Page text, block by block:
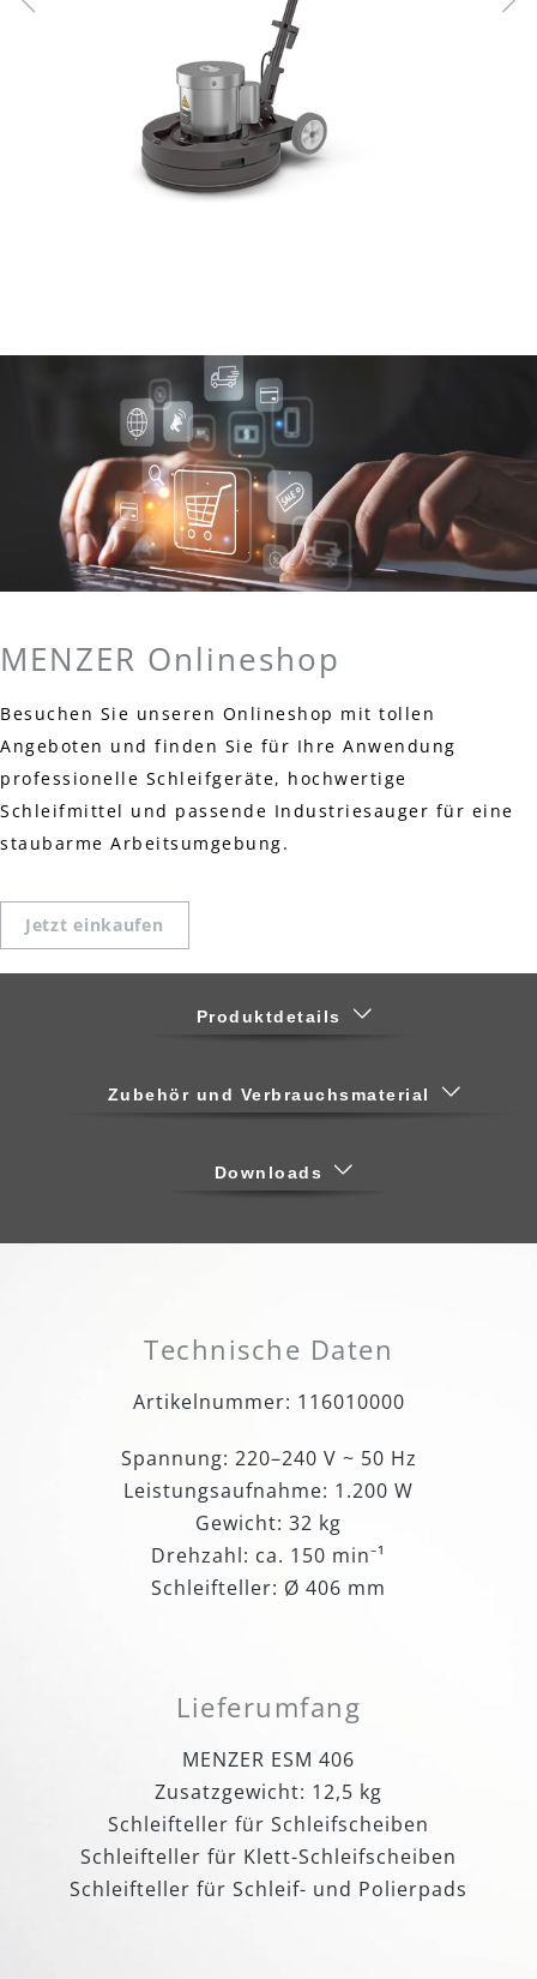
MENZER Onlineshop
Besuchen Sie unseren Onlineshop mit tollen
Angeboten und finden Sie für Ihre Anwendung
professionelle Schleifgeräte, hochwertige
Schleifmittel und passende Industriesauger für eine
staubarme Arbeitsumgebung.
Jetzt einkaufen
Produktdetails
Zubehör und Verbrauchsmaterial
Downloads
Technische Daten
Artikelnummer: 116010000
Spannung: 220–240 V ~ 50 Hz
Leistungsaufnahme: 1.200 W
Gewicht: 32 kg
Drehzahl: ca. 150 min⁻¹
Schleifteller: Ø 406 mm
Lieferumfang
MENZER ESM 406
Zusatzgewicht: 12,5 kg
Schleifteller für Schleifscheiben
Schleifteller für Klett-Schleifscheiben
Schleifteller für Schleif- und Polierpads